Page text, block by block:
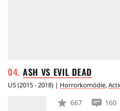
ASH VS EVIL DEAD
US(2015 - 2018) | Horrorkomödie,
667
160